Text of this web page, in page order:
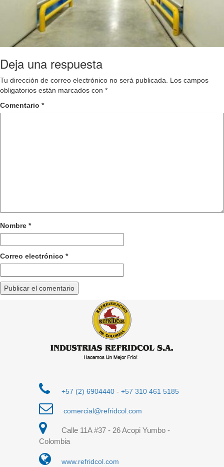
Deja una respuesta
Tu dirección de correo electrónico no será publicada.
Los campos
obligatorios están marcados con *
Comentario *
Nombre *
Correo electrónico *
+57 (2) 6904440- +57 310 461 5185
comercial@refridcol.com
Calle 11A #37 - 26 Acopi Yumbo -
Colombia
www.refridcol.com